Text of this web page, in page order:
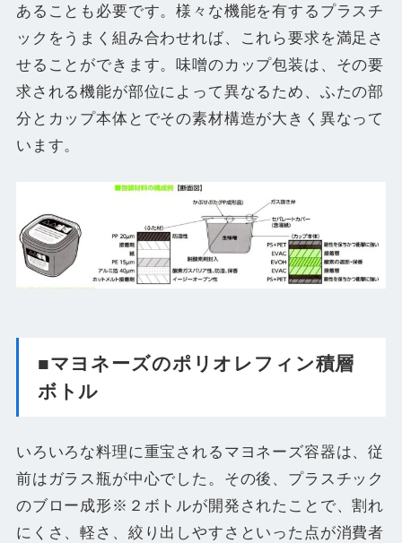
あることも必要です。様々な機能を有するプラスチ
ックをうまく組み合わせれば、これら要求を満足さ
せることができます。味噌のカップ包装は、その要
求される機能が部位によって異なるため、ふたの部
分とカップ本体とでその素材構造が大きく異なって
います。
■マヨネーズのポリオレフィン積層
ボトル
いろいろな料理に重宝されるマヨネーズ容器は、従
前はガラス瓶が中心でした。その後、プラスチック
のブロー成形※２ボトルが開発されたことで、割れ
にくさ、軽さ、絞り出しやすさといった点が消費者